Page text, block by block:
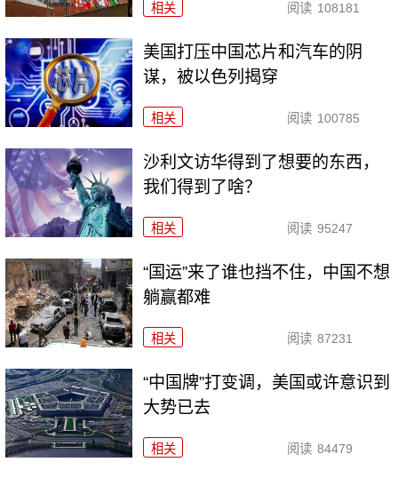
相关 阅读 108181
美国打压中国芯片和汽车的阴
谋，被以色列揭穿
相关 阅读 100785
沙利文访华得到了想要的东西，
我们得到了啥？
相关 阅读 95247
“国运”来了谁也挡不住，中国不想
躺赢都难
相关 阅读 87231
“中国牌”打变调，美国或许意识到
大势已去
相关 阅读 84479